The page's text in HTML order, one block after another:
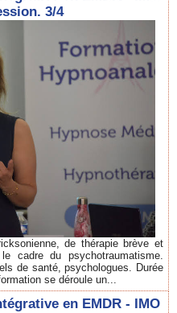
3/4
de thérapie brève et
cadre du psychotraumatisme.
de santé, psychologues. Durée
se déroule un...
en EMDR - IMO